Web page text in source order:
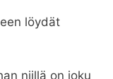
löydät
niillä on joku